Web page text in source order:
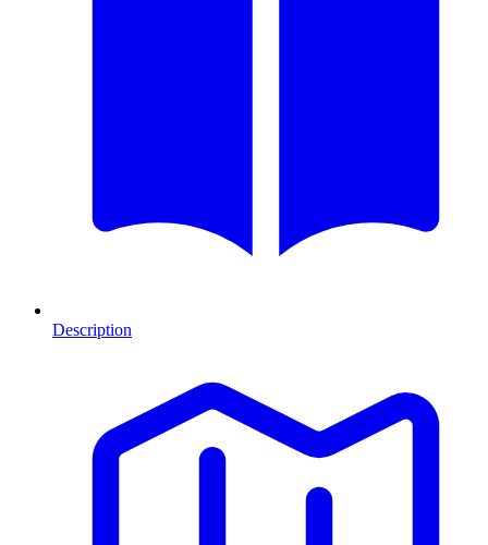
Description